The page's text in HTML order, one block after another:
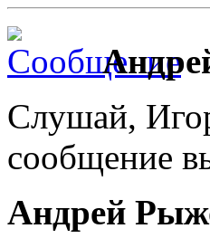
Слушай,
сообщение
Андрей